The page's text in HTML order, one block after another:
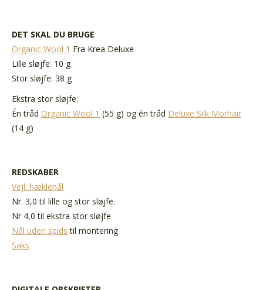
DET SKAL DU BRUGE
Organic Wool 1 Fra Krea Deluxe
Lille sløjfe: 10 g
Stor sløjfe: 38 g
Ekstra stor sløjfe:
Én tråd Organic Wool 1 (55 g) og én tråd Deluxe Silk Morhair
(14 g)
REDSKABER
Vejl. hæklenål
Nr. 3,0 til lille og stor sløjfe.
Nr 4,0 til ekstra stor sløjfe
Nål uden spids til montering
Saks